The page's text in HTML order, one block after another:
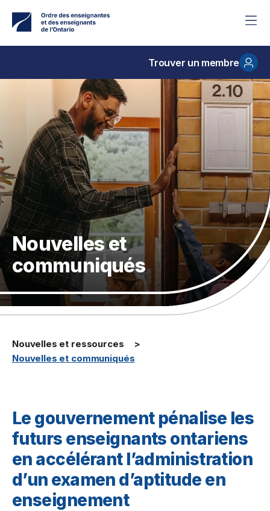
contenu
Trouver un membre
Nouvelles et
communiqués
Nouvelles et ressources
Nouvelles et communiqués
Le gouvernement pénalise les
futurs enseignants ontariens
en accélérant l’administration
d’un examen d’aptitude en
enseignement